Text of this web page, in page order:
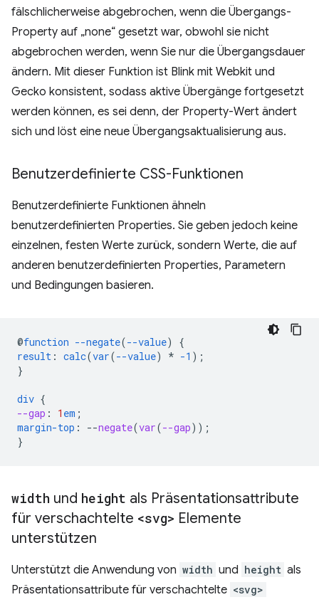
fälschlicherweise abgebrochen, wenn die Übergangs-
Property auf „none“ gesetzt war, obwohl sie nicht
abgebrochen werden, wenn Sie nur die Übergangsdauer
ändern. Mit dieser Funktion ist Blink mit Webkit und
Gecko konsistent, sodass aktive Übergänge fortgesetzt
werden können, es sei denn, der Property-Wert ändert
sich und löst eine neue Übergangsaktualisierung aus.
Benutzerdefinierte CSS-Funktionen
Benutzerdefinierte Funktionen ähneln
benutzerdefinierten Properties. Sie geben jedoch keine
einzelnen, festen Werte zurück, sondern Werte, die auf
anderen benutzerdefinierten Properties, Parametern
und Bedingungen basieren.
@function --negate(--value)
{
result : calc(var(--value) * -1 );
}
div {
--gap : 1 em ;
margin-top : --negate(var(--gap));
}
width und height als Präsentationsattribute
für verschachtelte <svg> Elemente
unterstützen
Unterstützt die Anwendung von width und height als
Präsentationsattribute für verschachtelte <svg>